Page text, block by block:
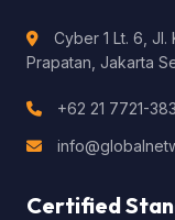
Cyber 1 Lt. 6, Jl.
Prapatan, Jakarta
+62 21 7721-
Certified